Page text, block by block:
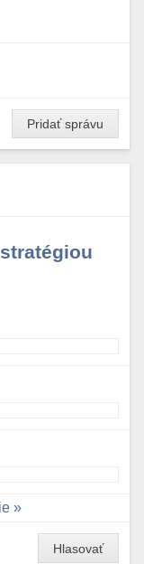
Pridať správu
Hlasovať